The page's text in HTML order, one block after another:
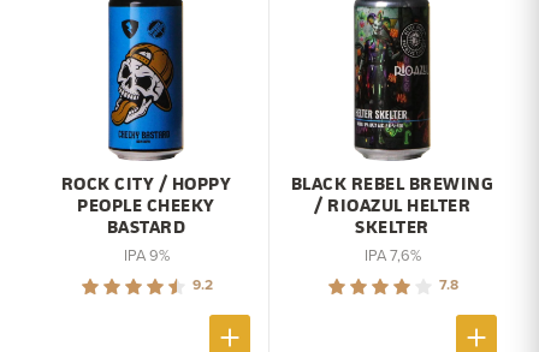
ROCK CITY / HOPPY
PEOPLE CHEEKY
BASTARD
IPA 9%
9.2
BLACK REBEL BREWING
/ RIOAZUL HELTER
SKELTER
IPA 7,6%
7.8